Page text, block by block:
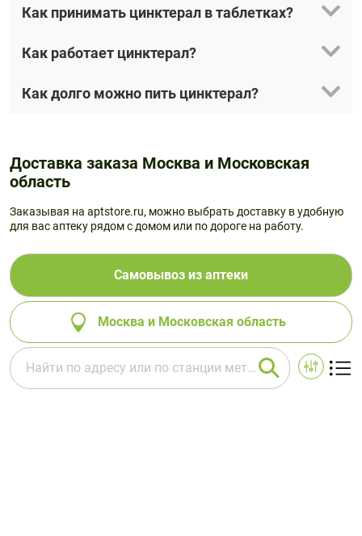
Как принимать цинктерал в таблетках?
Как работает цинктерал?
Как долго можно пить цинктерал?
Доставка заказа Москва и Московская
область
Заказывая на aptstore.ru, можно выбрать доставку в удобную
для вас аптеку рядом с домом или по дороге на работу.
Самовывоз из аптеки
Москва и Московская область